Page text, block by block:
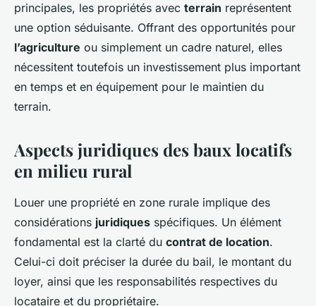
principales, les propriétés avec terrain représentent
une option séduisante. Offrant des opportunités pour
l’agriculture ou simplement un cadre naturel, elles
nécessitent toutefois un investissement plus important
en temps et en équipement pour le maintien du
terrain.
Aspects juridiques desbaux locatifs
en milieu rural
Louer une propriété en zone rurale implique des
considérations juridiques spécifiques. Un élément
fondamental est la clarté du contrat de location.
Celui-ci doit préciser la durée du bail, le montant du
loyer, ainsi que les responsabilités respectives du
locataire et du propriétaire.